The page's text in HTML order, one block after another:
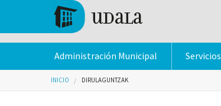
Pasar al contenido principal
Administración Municipal Servicios
Usted está aquí
INICIO DIRULAGUNTZAK